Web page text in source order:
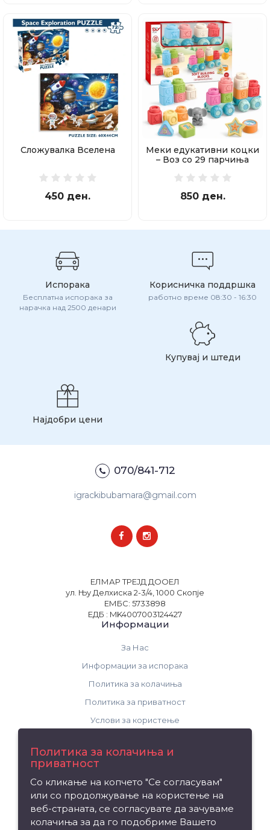
Сложувалка Вселена
450 ден.
Меки едукативни коцки
– Воз со 29 парчиња
850 ден.
Испорака
Бесплатна испорака за
нарачка над 2500 денари
Корисничка поддршка
работно време 08:30 - 16:30
Купувај и штеди
Најдобри цени
070/841-712
igrackibubamara@gmail.com
ЕЛМАР ТРЕЈД ДООЕЛ
ул. Њу Делхиска 2-3/4, 1000 Скопје
ЕМБС: 5733898
ЕДБ : MK4007003124427
Информации
За Нас
Информации за испорака
Политика за колачиња
Политика за приватност
Услови за користење
Рекламација на производ
Мапа на сајтот
Издвојуваме
Политика за колачиња и
приватност
Со кликање на копчето "Се согласувам"
или со продолжување на користење на
веб-страната, се согласувате да зачуваме
колачиња за да го подобриме Вашето